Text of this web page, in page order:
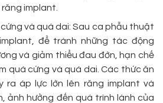
implant.
và quá dai: Sau ca phẫu thuật
để tránh những tác động
và giảm thiểu đau đớn, hạn chế
quá cứng và quá dai. Các thức ăn
ra áp lực lớn lên răng implant và
ảnh hưởng đến quá trình lành của